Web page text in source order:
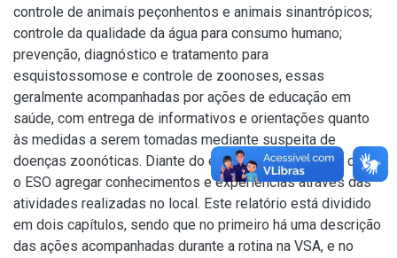
controle de animais peçonhentos e animais sinantrópicos;
controle da qualidade da água para consumo humano;
prevenção, diagnóstico e tratamento para
esquistossomose e controle de zoonoses, essas
geralmente acompanhadas por ações de educação em
saúde, com entrega de informativos e orientações quanto
às medidas a serem tomadas mediante suspeita de
doenças zoonóticas. Diante do exposto, objetivou-se com
o ESO agregar conhecimentos e experiências através das
atividades realizadas no local. Este relatório está dividido
em dois capítulos, sendo que no primeiro há uma descrição
das ações acompanhadas durante a rotina na VSA, e no